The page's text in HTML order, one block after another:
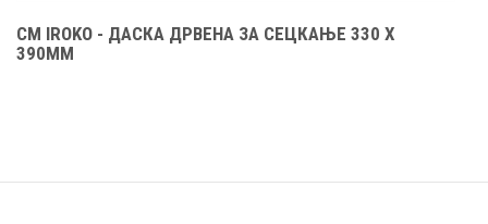
CM IROKO - ДАСКА ДРВЕНА ЗА СЕЦКАЊЕ 330 X
390ММ